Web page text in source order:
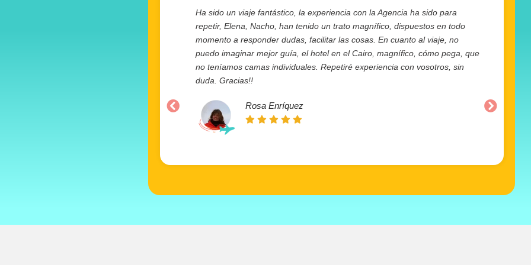
Ha sido un viaje fantástico, la experiencia con la Agencia ha sido para
repetir, Elena, Nacho, han tenido un trato magnífico, dispuestos en todo
momento a responder dudas, facilitar las cosas. En cuanto al viaje, no
puedo imaginar mejor guía, el hotel en el Cairo, magnífico, cómo pega, que
no teníamos camas individuales. Repetiré experiencia con vosotros, sin
duda. Gracias!!
Rosa Enríquez